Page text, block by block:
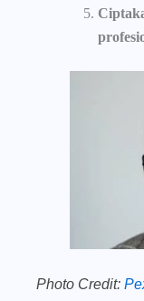
Photo Credit: